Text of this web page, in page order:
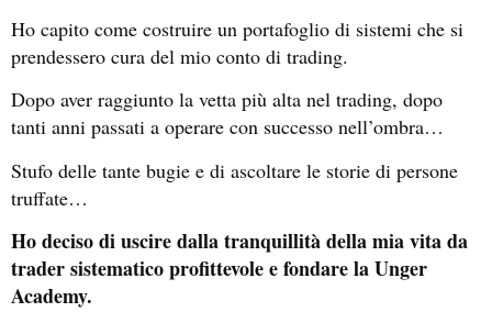
Ho capito come costruire un portafoglio di sistemi che si
prendessero cura del mio conto di trading.
Dopo aver raggiunto la vetta più alta nel trading, dopo
tanti anni passati a operare con successo nell’ombra…
Stufo delle tante bugie e di ascoltare le storie di persone
truffate…
Ho deciso di uscire dalla tranquillità della mia vita da
trader sistematico profittevole e fondare la Unger
Academy.